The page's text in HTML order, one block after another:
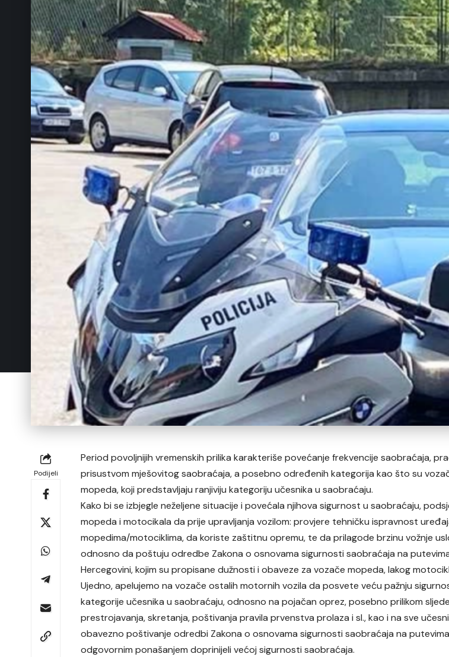
Podijeli
Period povoljnijih vremenskih prilika karakteriše povećanje frekvencije saobraćaja,
prisustvom mješovitog saobraćaja, a posebno određenih kategorija kao što su
mopeda, koji predstavljaju ranjiviju kategoriju učesnika u saobraćaju.
Kako bi se izbjegle neželjene situacije i povećala njihova sigurnost u saobraćaju,
mopeda i motocikala da prije upravljanja vozilom: provjere tehničku ispravnost
mopedima/motociklima, da koriste zaštitnu opremu, te da prilagode brzinu vožnje
odnosno da poštuju odredbe Zakona o osnovama sigurnosti saobraćaja na
Hercegovini, kojim su propisane dužnosti i obaveze za vozače mopeda, lakog
Ujedno, apelujemo na vozače ostalih motornih vozila da posvete veću pažnju
kategorije učesnika u saobraćaju, odnosno na pojačan oprez, posebno prilikom
prestrojavanja, skretanja, poštivanja pravila prvenstva prolaza i sl., kao i na sve
obavezno poštivanje odredbi Zakona o osnovama sigurnosti saobraćaja na putevima
odgovornim ponašanjem doprinijeli većoj sigurnosti saobraćaja.